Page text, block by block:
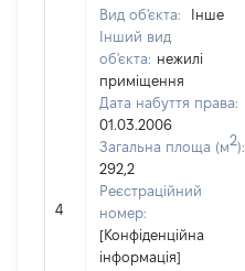
4
Вид об'єкта:
Інше
Інший вид
об'єкта: нежилі
приміщення
Дата набуття права:
01.03.2006
Загальна площа (м2):
292,2
Реєстраційний
номер:
[Конфіденційна
інформація]